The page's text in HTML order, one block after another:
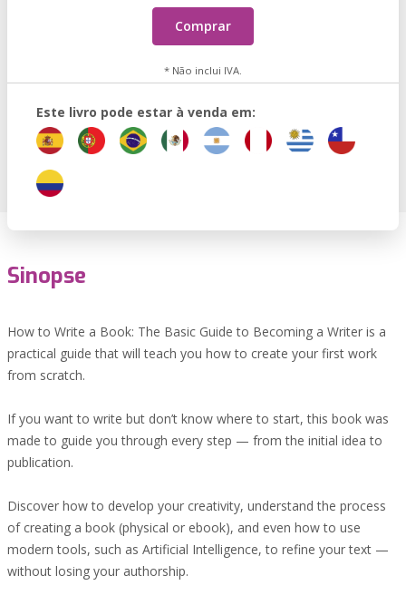
Comprar
* Não inclui IVA.
Este livro pode estar à venda em:
Sinopse
How to Write a Book: The Basic Guide to Becoming a Writer is a
practical guide that will teach you how to create your first work
from scratch.
If you want to write but don’t know where to start, this book was
made to guide you through every step — from the initial idea to
publication.
Discover how to develop your creativity, understand the process
of creating a book (physical or ebook), and even how to use
modern tools, such as Artificial Intelligence, to refine your text —
without losing your authorship.